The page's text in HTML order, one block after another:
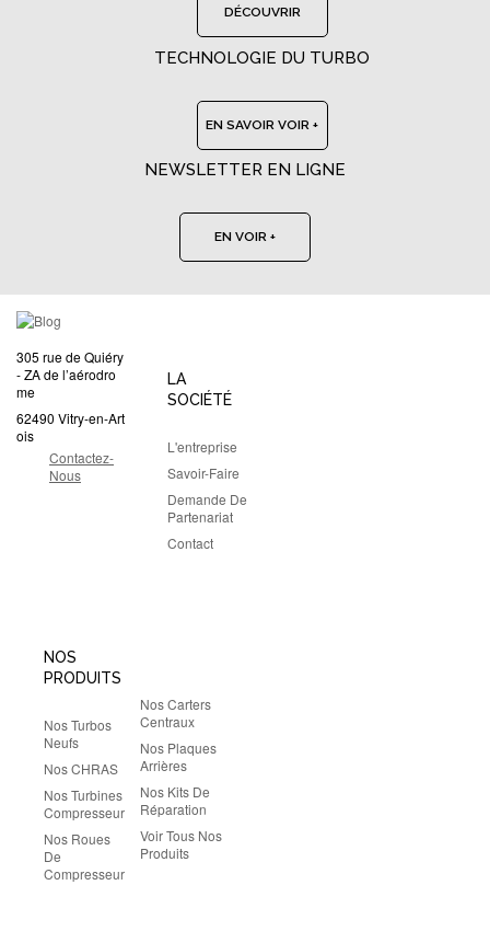
DÉCOUVRIR
TECHNOLOGIE DU TURBO
EN SAVOIR VOIR +
NEWSLETTER EN LIGNE
EN VOIR +
305 rue de Quiéry
- ZA de l’aérodro
me
62490 Vitry-en-Art
ois
Contactez-
Nous
LA
SOCIÉTÉ
L'entreprise
Savoir-Faire
Demande De
Partenariat
Contact
NOS
PRODUITS
Nos Turbos
Neufs
Nos CHRAS
Nos Turbines
Compresseur
Nos Roues
De
Compresseur
Nos Carters
Centraux
Nos Plaques
Arrières
Nos Kits De
Réparation
Voir Tous Nos
Produits